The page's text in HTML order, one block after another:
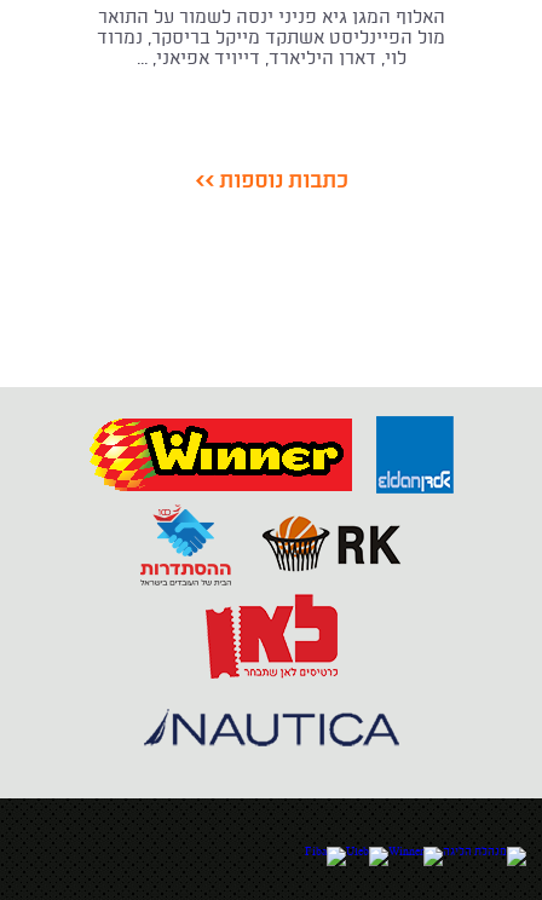
האלוף המגן גיא פניני ינסה לשמור על התואר
מול הפיינליסט אשתקד מייקל בריסקר, נמרוד
לוי, דארן היליארד, דייויד אפיאני, ...
כתבות נוספות >>